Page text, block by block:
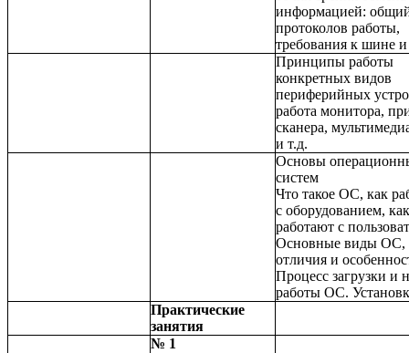
информацией:
протоколов работы,
требования к шине и
Принципы работы
конкретных видов
периферийных
работа монитора,
сканера,
и т.д.
Основы
систем
Что такое ОС, как
с оборудованием, как
работают с
Основные виды ОС,
отличия и
Процесс загрузки и
работы ОС.
Практические
занятия
№ 1